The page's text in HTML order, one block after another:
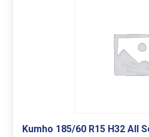
Kumho 185/60 R15 H32 All